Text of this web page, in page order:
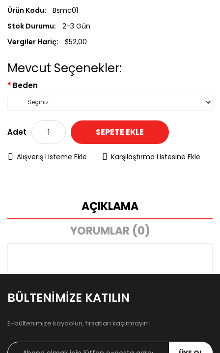
Ürün Kodu:
Bsmc01
Stok Durumu:
2-3 Gün
Vergiler Hariç:
$52,00
Mevcut Seçenekler:
Beden
Adet SEPETE EKLE
Alışveriş Listeme Ekle Karşılaştırma Listesine Ekle
AÇIKLAMA
YORUMLAR (0)
BÜLTENIMIZE KATILIN
E-bültenimize kaydolun, fırsatları kaçırmayın!